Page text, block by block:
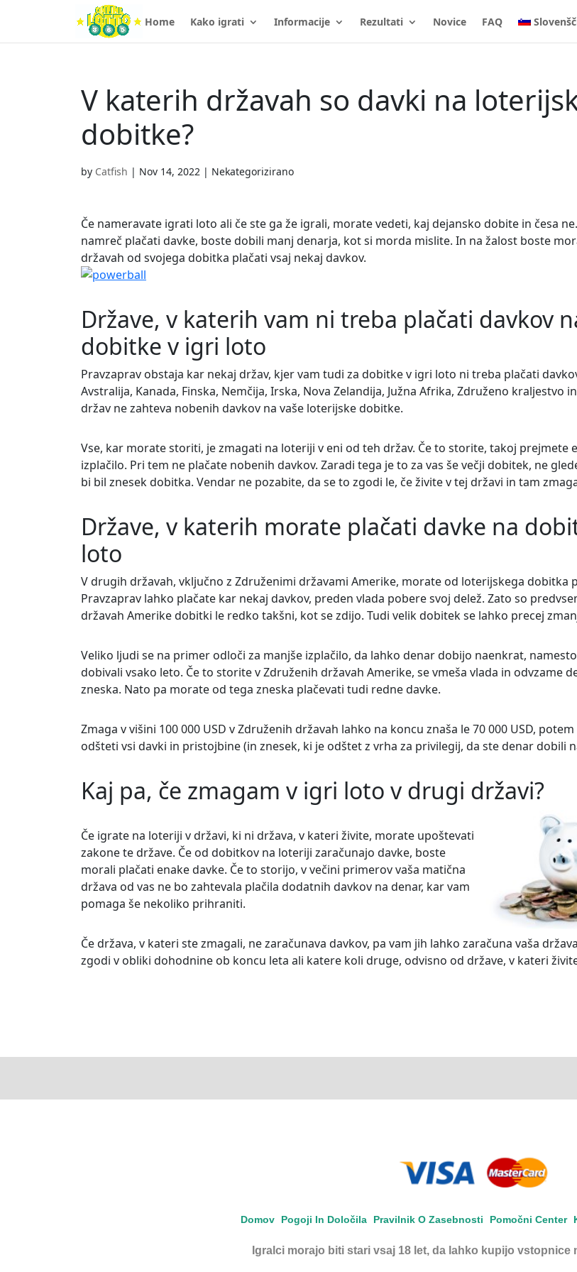
Home Kako igrati Informacije Rezultati Novice FAQ
V katerih državah so davki na
dobitke?
by Catfish | Nov 14, 2022 | Nekategorizirano
Če nameravate igrati loto ali če ste ga že igrali, morate vedeti, kaj dejansko dobite in česa
namreč plačati davke, boste dobili manj denarja, kot si morda mislite. In na žalost boste
državah od svojega dobitka plačati vsaj nekaj davkov.
Države, v katerih vam ni treba plačati davkov
dobitke v igri loto
Pravzaprav obstaja kar nekaj držav, kjer vam tudi za dobitke v igri loto ni treba plačati
Avstralija, Kanada, Finska, Nemčija, Irska, Nova Zelandija, Južna Afrika, Združeno kraljestvo
držav ne zahteva nobenih davkov na vaše loterijske dobitke.
Vse, kar morate storiti, je zmagati na loteriji v eni od teh držav. Če to storite, takoj prejmete
izplačilo. Pri tem ne plačate nobenih davkov. Zaradi tega je to za vas še večji dobitek, ne
bi bil znesek dobitka. Vendar ne pozabite, da se to zgodi le, če živite v tej državi in tam
Države, v katerih morate plačati davke na
loto
V drugih državah, vključno z Združenimi državami Amerike, morate od loterijskega dobitka
Pravzaprav lahko plačate kar nekaj davkov, preden vlada pobere svoj delež. Zato so
državah Amerike dobitki le redko takšni, kot se zdijo. Tudi velik dobitek se lahko precej
Veliko ljudi se na primer odloči za manjše izplačilo, da lahko denar dobijo naenkrat,
dobivali vsako leto. Če to storite v Združenih državah Amerike, se vmeša vlada in odvzame
zneska. Nato pa morate od tega zneska plačevati tudi redne davke.
Zmaga v višini 100 000 USD v Združenih državah lahko na koncu znaša le 70 000 USD,
odšteti vsi davki in pristojbine (in znesek, ki je odštet z vrha za privilegij, da ste denar dobili
Kaj pa, če zmagam v igri loto v drugi državi?
Če igrate na loteriji v državi, ki ni država, v kateri živite, morate upoštevati
zakone te države. Če od dobitkov na loteriji zaračunajo davke, boste
morali plačati enake davke. Če to storijo, v večini primerov vaša matična
država od vas ne bo zahtevala plačila dodatnih davkov na denar, kar vam
pomaga še nekoliko prihraniti.
Če država, v kateri ste zmagali, ne zaračunava davkov, pa vam jih lahko zaračuna vaša
zgodi v obliki dohodnine ob koncu leta ali katere koli druge, odvisno od države, v kateri
Domov Pogoji In Določila Pravilnik O Zasebnosti Pomočni Center
Igralci morajo biti stari vsaj 18 let, da lahko kupijo vstopnice